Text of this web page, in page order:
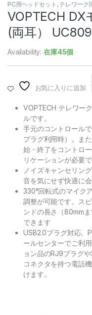
PC用ヘッドセット , テレワーク
VOPTECH DX
(両耳）
Availability:在庫45個
お気に入りに追加
VOPTECH テレワー
ルです。
手元のコントロール
プラグ利用時）。ま
始・終了をコントロ
リケーションが必要で
ノイズキャンセリン
音を気にせず快適に
330°回転式のマイク
調整が可能です。ス
ンドの長さ（80mm
できます
USB2.0プラグ対応。
ールセンターでご利
ョン品のRJ9プラグ
コネクタを持つ電話
けます。